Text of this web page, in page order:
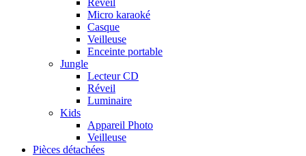
Micro karaoké
Casque
Veilleuse
Enceinte portable
Jungle
Lecteur CD
Réveil
Luminaire
Kids
Appareil Photo
Veilleuse
Pièces détachées